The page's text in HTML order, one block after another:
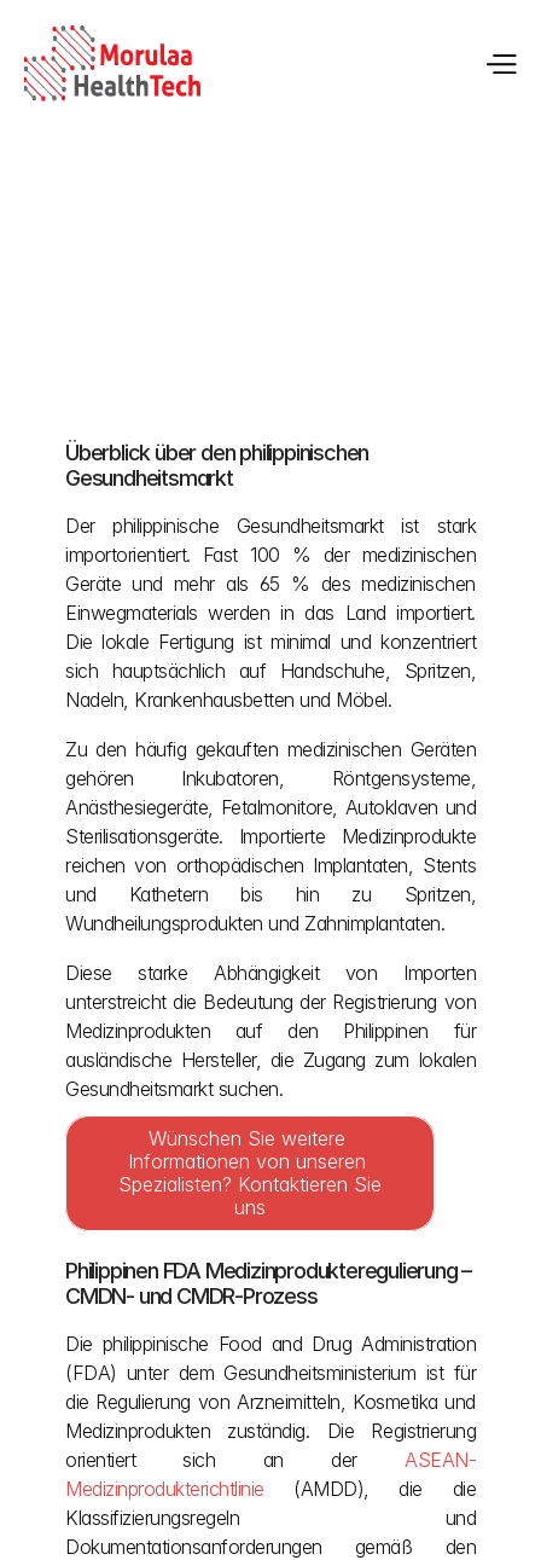
13.05.2026
Überblick über den philippinischen
Gesundheitsmarkt
Der philippinische Gesundheitsmarkt ist stark
importorientiert. Fast 100 % der medizinischen
Geräte und mehr als 65 % des medizinischen
Einwegmaterials werden in das Land importiert.
Die lokale Fertigung ist minimal und konzentriert
sich hauptsächlich auf Handschuhe, Spritzen,
Nadeln, Krankenhausbetten und Möbel.
Zu den häufig gekauften medizinischen Geräten
gehören Inkubatoren, Röntgensysteme,
Anästhesiegeräte, Fetalmonitore, Autoklaven und
Sterilisationsgeräte. Importierte Medizinprodukte
reichen von orthopädischen Implantaten, Stents
und Kathetern bis hin zu Spritzen,
Wundheilungsprodukten und Zahnimplantaten.
Diese starke Abhängigkeit von Importen
unterstreicht die Bedeutung der Registrierung von
Medizinprodukten auf den Philippinen für
ausländische Hersteller, die Zugang zum lokalen
Gesundheitsmarkt suchen.
Wünschen Sie weitere
Informationen von unseren
Spezialisten? Kontaktieren Sie
uns
Philippinen FDA Medizinprodukteregulierung –
CMDN- und CMDR-Prozess
Die philippinische Food and Drug Administration
(FDA) unter dem Gesundheitsministerium ist für
die Regulierung von Arzneimitteln, Kosmetika und
Medizinprodukten zuständig. Die Registrierung
orientiert sich an der ASEAN-
Medizinprodukterichtlinie (AMDD), die die
Klassifizierungsregeln und
Dokumentationsanforderungen gemäß den